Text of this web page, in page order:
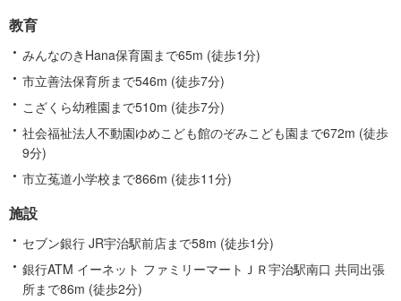
教育
みんなのきHana保育園まで65m (徒歩1分)
市立善法保育所まで546m (徒歩7分)
こざくら幼稚園まで510m (徒歩7分)
社会福祉法人不動園ゆめこども館のぞみこども園まで672m (徒歩
9分)
市立菟道小学校まで866m (徒歩11分)
施設
セブン銀行 JR宇治駅前店まで58m (徒歩1分)
銀行ATM イーネット ファミリーマートＪＲ宇治駅南口 共同出張
所まで86m (徒歩2分)